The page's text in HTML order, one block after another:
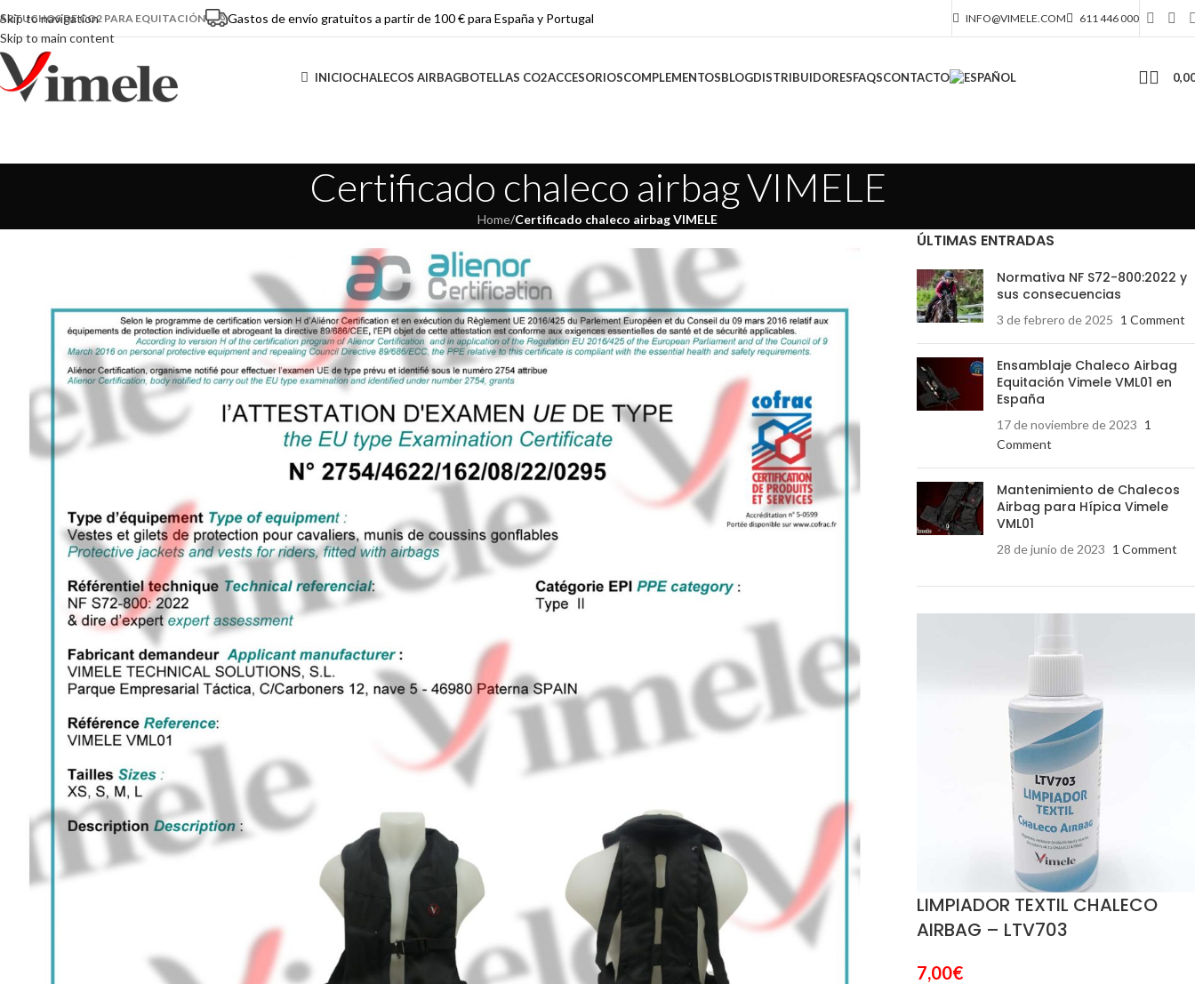
Skip to navigation
Skip to main content
DE CO2 PARA EQUITACIÓN Gastos de envío gratuitos a partir de 100 € para España y Portugal INFO@VIMELE.COM 611 446 000
INICIOCHALECOS AIRBAGBOTELLAS CO2ACCESORIOSCOMPLEMENTOSBLOGDISTRIBUIDORESFAQSCONTACTO
Certificado chaleco airbag VIMELE
Home/Certificado chaleco airbag VIMELE
ÚLTIMAS ENTRADAS
Normativa NF S72-800:2022 y
sus consecuencias
3 de febrero de 2025 1 Comment
Ensamblaje Chaleco Airbag
Equitación Vimele VML01 en
España
17 de noviembre de 2023 1
Comment
Mantenimiento de Chalecos
Airbag para Hípica Vimele
VML01
28 de junio de 2023 1 Comment
LIMPIADOR TEXTIL CHALECO
AIRBAG – LTV703
7,00€